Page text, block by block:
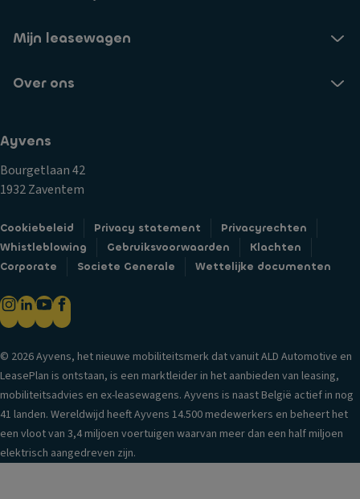
Mijn leasewagen
Over ons
Ayvens
Bourgetlaan 42
1932 Zaventem
Cookiebeleid Privacy statement
Privacyrechten
Whistleblowing
Gebruiksvoorwaarden
Klachten
Corporate
Societe Generale Wettelijke documenten
© 2026 Ayvens, het nieuwe mobiliteitsmerk dat vanuit ALD Automotive en
LeasePlan is ontstaan, is een marktleider in het aanbieden van leasing,
mobiliteitsadvies en ex-leasewagens. Ayvens is naast België actief in nog
41 landen. Wereldwijd heeft Ayvens 14.500 medewerkers en beheert het
een vloot van 3,4 miljoen voertuigen waarvan meer dan een half miljoen
elektrisch aangedreven zijn.